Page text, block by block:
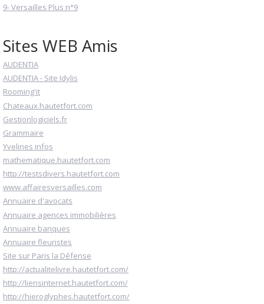
9- Versailles Plus n°9
Sites WEB Amis
AUDENTIA
AUDENTIA - Site Idylis
Rooming'it
Chateaux.hautetfort.com
Gestionlogiciels.fr
Grammaire
Yvelines infos
mathematique.hautetfort.com
http://testsdivers.hautetfort.com
www.affairesversailles.com
Annuaire d'avocats
Annuaire agences immobilières
Annuaire banques
Annuaire fleuristes
Site sur Paris la Défense
http://actualitelivre.hautetfort.com/
http://liensinternet.hautetfort.com/
http://hieroglyphes.hautetfort.com/